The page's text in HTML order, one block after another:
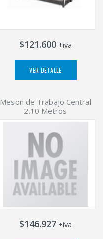
$121.600 +iva
VER DETALLE
Meson de Trabajo Central
2.10 Metros
$146.927 +iva